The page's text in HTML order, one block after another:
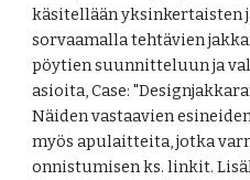
käsitellään yksinkertaisten
sorvaamalla tehtävien
pöytien suunnitteluun ja
asioita, Case:
Näiden vastaavien
myös apulaitteita, jotka
onnistumisen ks. linkit.